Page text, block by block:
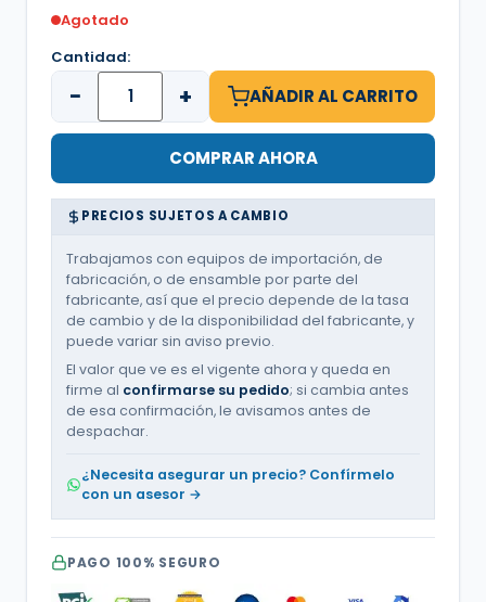
Agotado
Cantidad:
− + AÑADIR AL CARRITO
COMPRAR AHORA
PRECIOS SUJETOS A CAMBIO
Trabajamos con equipos de importación, de
fabricación, o de ensamble por parte del
fabricante, así que el precio depende de la tasa
de cambio y de la disponibilidad del fabricante, y
puede variar sin aviso previo.
El valor que ve es el vigente ahora y queda en
firme al confirmarse su pedido; si cambia antes
de esa confirmación, le avisamos antes de
despachar.
¿Necesita asegurar un precio? Confírmelo
con un asesor →
PAGO 100% SEGURO